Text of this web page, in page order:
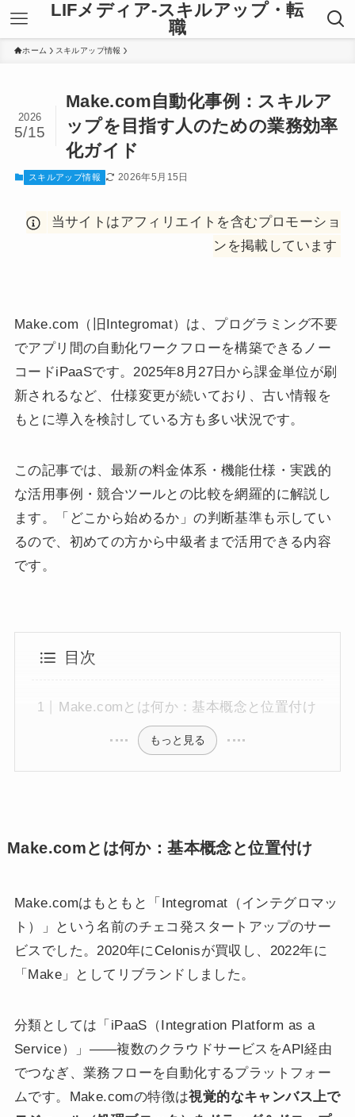
LIFメディア-スキルアップ・転
職
ホーム スキルアップ情報
Make.com自動化事例：スキルア
ップを目指す人のための業務効率
化ガイド
2026
5/15
スキルアップ情報 2026年5月15日
当サイトはアフィリエイトを含むプロモーショ
ンを掲載しています
Make.com（旧Integromat）は、プログラミング不要
でアプリ間の自動化ワークフローを構築できるノー
コードiPaaSです。2025年8月27日から課金単位が刷
新されるなど、仕様変更が続いており、古い情報を
もとに導入を検討している方も多い状況です。
この記事では、最新の料金体系・機能仕様・実践的
な活用事例・競合ツールとの比較を網羅的に解説し
ます。「どこから始めるか」の判断基準も示してい
るので、初めての方から中級者まで活用できる内容
です。
目次
Make.comとは何か：基本概念と位置付け
もっと見る
Make.comとは何か：基本概念と位置付け
Make.comはもともと「Integromat（インテグロマッ
ト）」という名前のチェコ発スタートアップのサー
ビスでした。2020年にCelonisが買収し、2022年に
「Make」としてリブランドしました。
分類としては「iPaaS（Integration Platform as a
Service）」——複数のクラウドサービスをAPI経由
でつなぎ、業務フローを自動化するプラットフォー
ムです。Make.comの特徴は視覚的なキャンバス上で